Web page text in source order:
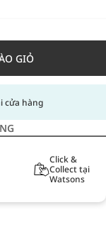
GIỎ
cửa hàng
Click &
Collect tại
Watsons